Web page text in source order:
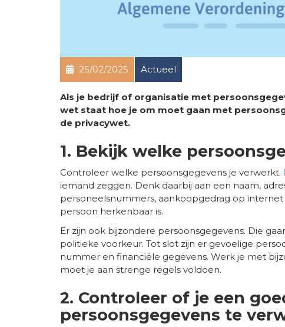
25/02/2025 Actueel
Als je bedrijf of organisatie met
wet staat hoe je om moet gaan met
de privacywet.
1. Bekijk welke
Controleer welke persoonsgegevens je verwerkt.
iemand zeggen. Denk daarbij aan een naam,
personeelsnummers, aankoopgedrag op
persoon herkenbaar is.
Er zijn ook bijzondere persoonsgegevens. Die
politieke voorkeur. Tot slot zijn er gevoelige
nummer en financiële gegevens. Werk je met
moet je aan strenge regels voldoen.
2. Controleer of je een
persoonsgegevens te